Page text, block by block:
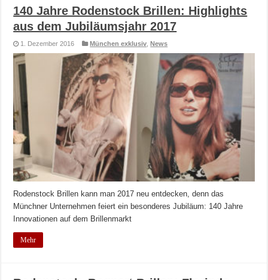
140 Jahre Rodenstock Brillen: Highlights
aus dem Jubiläumsjahr 2017
1. Dezember 2016 München exklusiv ,News
Rodenstock Brillen kann man 2017 neu entdecken, denn das
Münchner Unternehmen feiert ein besonderes Jubiläum: 140 Jahre
Innovationen auf dem Brillenmarkt
Mehr